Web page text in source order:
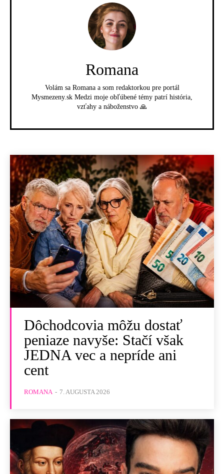
Romana
Volám sa Romana a som redaktorkou pre portál
Mysmezeny.sk Medzi moje obľúbené témy patrí história,
vzťahy a náboženstvo 🙏
Dôchodcovia môžu dostať
peniaze navyše: Stačí však
JEDNA vec a nepríde ani
cent
ROMANA - 7. AUGUSTA 2026